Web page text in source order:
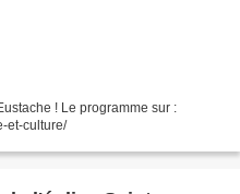
! Le programme sur :
et-culture/